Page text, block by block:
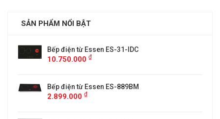
SẢN PHẨM NỔI BẬT
Bếp điện từ Essen ES-31-IDC
10.750.000 ₫
Bếp điện từ Essen ES-889BM
2.899.000 ₫